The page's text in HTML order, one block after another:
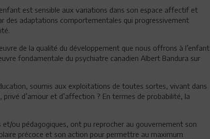
est sensible aux variations dans son espace affectif et
adaptations comportementales qui progressivement
de la qualité du développement que nous offrons à l’enfant
fondamentale du psychiatre canadien Albert Bandura sur
soumis aux exploitations de toutes sortes, vivant dans
d’amour et d’affection ? En termes de probabilité, la
ou pédagogiques, ont pu reprocher au gouvernement son
précoce et son action pour permettre au maximum